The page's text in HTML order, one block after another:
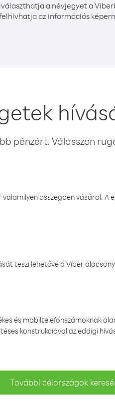
a névjegyet a
az információs
pénzért. Válasszon
összegben vásárol.
teszi lehetővé a Viber
és mobiltelefonszámoknak
konstrukcióval az eddigi
További célországok